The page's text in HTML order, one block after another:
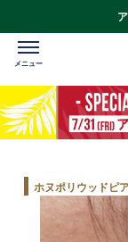
ホヌポリウッドピ